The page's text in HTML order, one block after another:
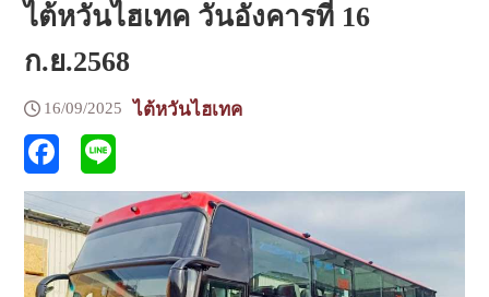
ไต้หวันไฮเทค วันอังคารที่ 16
ก.ย.2568
16/09/2025 ไต้หวันไฮเทค